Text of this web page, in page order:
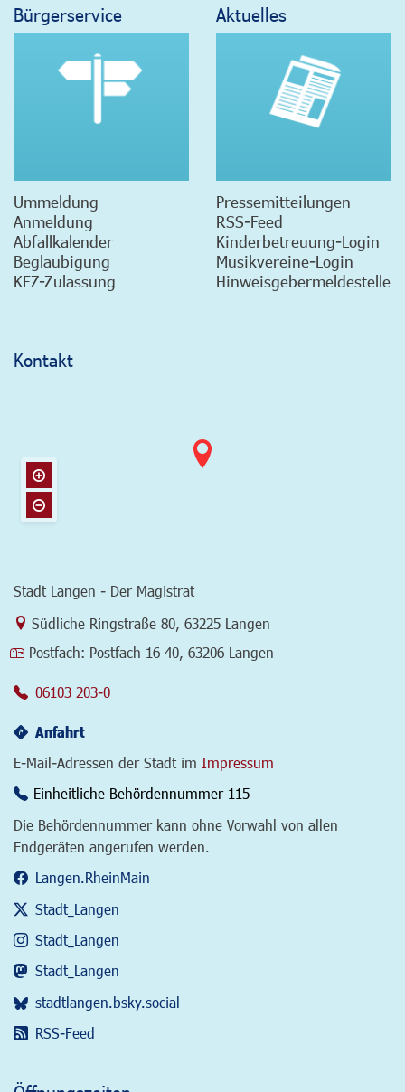
Bürgerservice
Ummeldung
Anmeldung
Abfallkalender
Beglaubigung
KFZ-Zulassung
Aktuelles
Pressemitteilungen
RSS-Feed
Kinderbetreuung-Login
Musikvereine-Login
Hinweisgebermeldestelle
Kontakt
Stadt Langen - Der Magistrat
Link zur Google-Maps Navigation
Südliche Ringstraße 80 63225 Langen
Postfach: Postfach 16 40, 63206 Langen
06103 203-0
Anfahrt
E-Mail-Adressen der Stadt im Impressum
Einheitliche Behördennummer 115
Die Behördennummer kann ohne Vorwahl von allen
Endgeräten angerufen werden.
Langen.RheinMain
Stadt_Langen
Stadt_Langen
Stadt_Langen
stadtlangen.bsky.social
RSS-Feed